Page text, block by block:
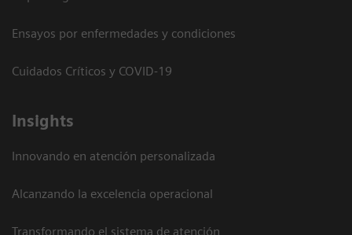
Ensayos por enfermedades y condiciones
Cuidados Críticos y COVID-19
Insights
Innovando en atención personalizada
Alcanzando la excelencia operacional
Transformando el sistema de atención